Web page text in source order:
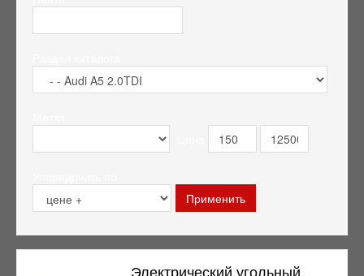
Электрический угольный